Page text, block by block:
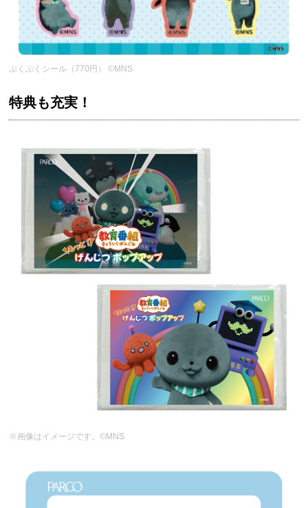
ぷくぷくシール（770円） ©MNS
特典も充実！
※画像はイメージです。©MNS